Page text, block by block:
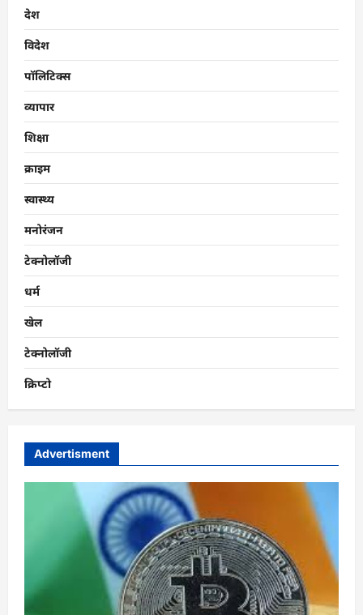
देश
विदेश
पॉलिटिक्स
व्यापार
शिक्षा
क्राइम
स्वास्थ्य
मनोरंजन
टेक्नोलॉजी
धर्म
खेल
टेक्नोलॉजी
क्रिप्टो
Advertisment